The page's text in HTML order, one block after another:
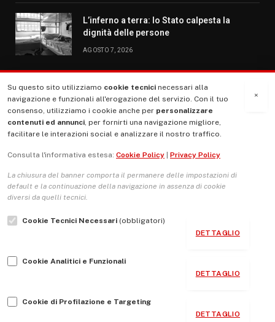
L’inferno a terra: lo Stato calpesta la
dignità delle persone
AGOSTO 7, 2026
MENU
La Nostra Storia
Le Copertine
L’Associazione
Indirizzo Socio Politico Culturale
Guida per le autrici e gli autori
×
Su questo sito utilizziamo cookie tecnici necessari alla
navigazione e funzionali all'erogazione del servizio. Con il tuo
consenso, utilizziamo i cookie anche per personalizzare
contenuti ed annunci, per fornirti una navigazione migliore,
facilitare le interazioni social e analizzare il nostro traffico.
Consulta l'informativa estesa: Cookie Policy Privacy Policy
La chiusura del banner comporta il permanere delle impostazioni di
default e la continuazione della navigazione in assenza di cookie
diversi da quelli tecnici.
Cookie Tecnici Necessari (obbligatori)
DETTAGLIO
Cookie Analitici e Funzionali
DETTAGLIO
Cookie di Profilazione e Targeting
DETTAGLIO